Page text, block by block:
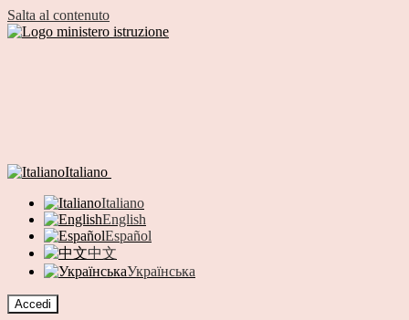
Salta al contenuto
Italiano
Italiano
English
Español
中文
Українська
Accedi